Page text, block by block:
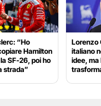
“Ho
Hamilton
SF-26, poi ho
strada”
Lorenzo
italiano
idee,